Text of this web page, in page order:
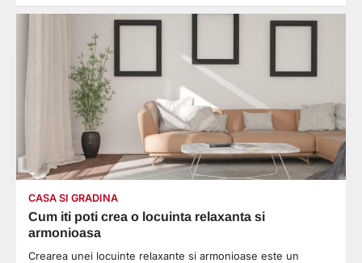
CASA SI GRADINA
Cum iti poti crea o locuinta relaxanta si
armonioasa
Crearea unei locuinte relaxante si armonioase este un